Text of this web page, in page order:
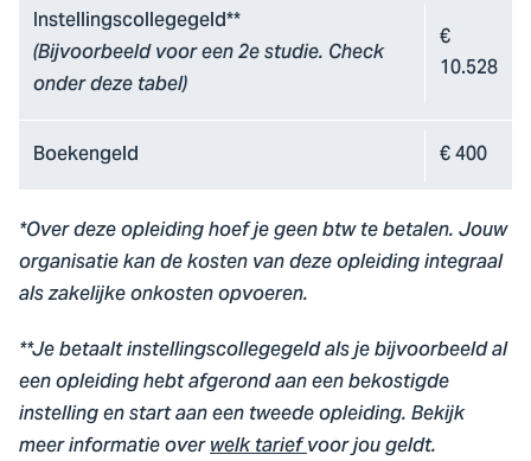
Instellingscollegegeld**
(Bijvoorbeeld voor een 2e studie. Check
onder deze tabel)
€
10.528
Boekengeld € 400
*Over deze opleiding hoef je geen btw te betalen. Jouw
organisatie kan de kosten van deze opleiding integraal
als zakelijke onkosten opvoeren.
**Je betaalt instellingscollegegeld als je bijvoorbeeld al
een opleiding hebt afgerond aan een bekostigde
instelling en start aan een tweede opleiding. Bekijk
meer informatie overwelk tariefvoor jou geldt.